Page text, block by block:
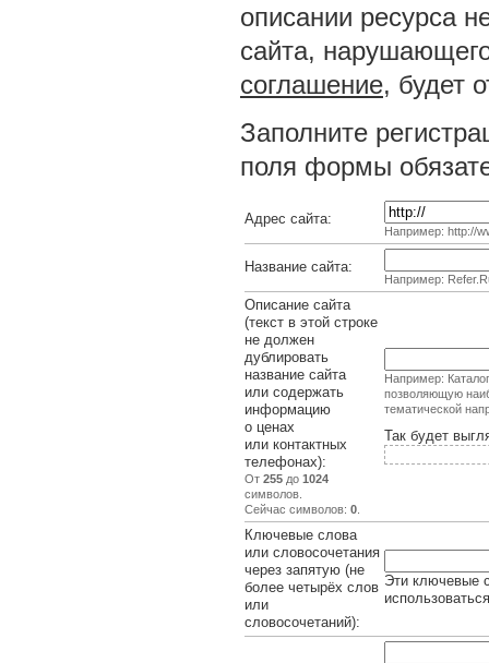
описании ресурса
сайта,
соглашение, будет
Заполните
поля формы
Адрес сайта:
Например: http://
Название сайта:
Например:
Описание сайта
(текст в этой строке
не должен
дублировать
название сайта
или содержать
информацию
о ценах
или контактных
телефонах):
От 255 до 1024
символов.
Сейчас символов: 0
Например:
позволяющую
тематической
Так будет
Ключевые слова
или словосочетания
через запятую (не
более четырёх слов
или
словосочетаний):
Эти ключевые